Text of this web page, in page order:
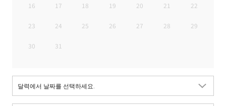
16 17 18 19 20 21 22
23 24 25 26 27 28 29
30 31